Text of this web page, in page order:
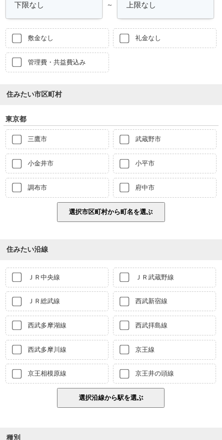
～
敷金なし 礼金なし
管理費・共益費込み
住みたい市区町村
東京都
三鷹市 武蔵野市
小金井市 小平市
調布市 府中市
住みたい沿線
ＪＲ中央線 ＪＲ武蔵野線
ＪＲ総武線 西武新宿線
西武多摩湖線 西武拝島線
西武多摩川線 京王線
京王相模原線 京王井の頭線
種別